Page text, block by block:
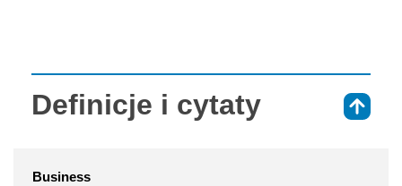
Definicje i cytaty
Business